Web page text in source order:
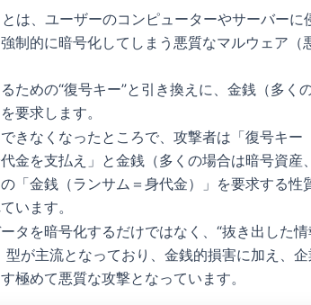
は、ユーザーのコンピューターやサーバーに
制的に暗号化してしまう悪質なマルウェア（
ための“復号キー”と引き換えに、金銭（多く
要求します。
きなくなったところで、攻撃者は「復号キー
金を支払え」と金銭（多くの場合は暗号資産
「金銭（ランサム＝身代金）」を要求する性
います。
タを暗号化するだけではなく、“抜き出した
が主流となっており、金銭的損害に加え、
極めて悪質な攻撃となっています。